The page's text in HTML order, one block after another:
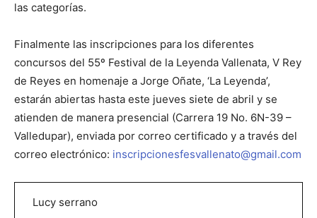
las categorías.
Finalmente las inscripciones para los diferentes
concursos del 55º Festival de la Leyenda Vallenata, V Rey
de Reyes en homenaje a Jorge Oñate, ‘La Leyenda’,
estarán abiertas hasta este jueves siete de abril y se
atienden de manera presencial (Carrera 19 No. 6N-39 –
Valledupar), enviada por correo certificado y a través del
correo electrónico: inscripcionesfesvallenato@gmail.com
Lucy serrano